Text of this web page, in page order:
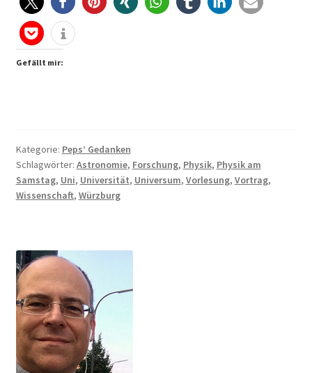
Gefällt mir:
Kategorie: Peps’ Gedanken
Schlagwörter: Astronomie, Forschung, Physik, Physik am
Samstag, Uni, Universität, Universum, Vorlesung, Vortrag,
Wissenschaft, Würzburg